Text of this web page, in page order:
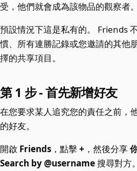
受，他們就會成為該物品的觀察者。
預設情況下這是私有的。 Friends
慣、所有連勝記錄或您邀請的其他
擇的共享項目。
第 1 步 - 首先新增好友
在您要求某人追究您的責任之前，
的好友。
開啟 Friends ，點擊+ ，然後分享
Search by @username搜尋對方